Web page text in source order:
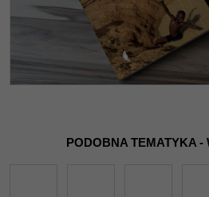
PODOBNA TEMATYKA -